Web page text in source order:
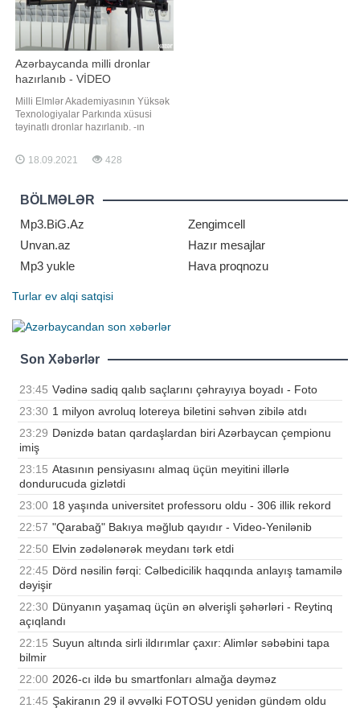
Azərbaycanda milli dronlar
hazırlanıb - VİDEO
Milli Elmlər Akademiyasının Yüksək
Texnologiyalar Parkında xüsusi
təyinatlı dronlar hazırlanıb. -ın
aparatları sifarişlər əsasında yerli
mütəxəssislər tərəfindən hazırlanıb.
küləyə davamlılığı ilə fərqlənir.
Həmçinin uçuş trayektoriyasını
18.09.2021 428
BÖLMƏLƏR
Mp3.BiG.Az
Zengimcell
Unvan.az
Hazır mesajlar
Mp3 yukle
Hava proqnozu
Turlar ev alqi satqisi
Son Xəbərlər
23:45 Vədinə sadiq qalıb saçlarını çəhrayıya boyadı - Foto
23:30 1 milyon avroluq lotereya biletini səhvən zibilə atdı
23:29 Dənizdə batan qardaşlardan biri Azərbaycan çempionu
imiş
23:15 Atasının pensiyasını almaq üçün meyitini illərlə
dondurucuda gizlətdi
23:00 18 yaşında universitet professoru oldu - 306 illik rekord
22:57 "Qarabağ" Bakıya məğlub qayıdır - Video-Yenilənib
22:50 Elvin zədələnərək meydanı tərk etdi
22:45 Dörd nəsilin fərqi: Cəlbedicilik haqqında anlayış tamamilə
dəyişir
22:30 Dünyanın yaşamaq üçün ən əlverişli şəhərləri - Reytinq
açıqlandı
22:15 Suyun altında sirli ildırımlar çaxır: Alimlər səbəbini tapa
bilmir
22:00 2026-cı ildə bu smartfonları almağa dəyməz
21:45 Şakiranın 29 il əvvəlki FOTOSU yenidən gündəm oldu